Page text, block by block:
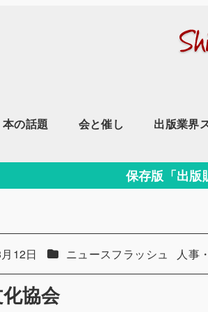
本の話題 会と催し 出版業界
保存版「出版
化協会
12日 カテゴリー
ニュースフラッシュ カテ
人事